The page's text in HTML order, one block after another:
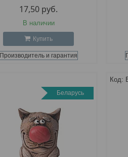
17,50 руб.
В наличии
Купить
Производитель и гарантия
Беларусь